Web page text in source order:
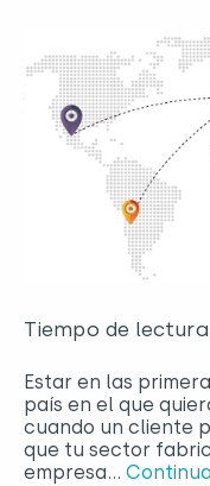
Tiempo de
Estar en las
país en el que
cuando un cliente
que tu sector
empresa…